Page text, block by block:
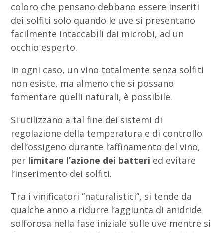
coloro che pensano debbano essere inseriti
dei solfiti solo quando le uve si presentano
facilmente intaccabili dai microbi, ad un
occhio esperto.
In ogni caso, un vino totalmente senza solfiti
non esiste, ma almeno che si possano
fomentare quelli naturali, è possibile.
Si utilizzano a tal fine dei sistemi di
regolazione della temperatura e di controllo
dell’ossigeno durante l’affinamento del vino,
per limitare l’azione dei batteri ed evitare
l’inserimento dei solfiti.
Tra i vinificatori “naturalistici”, si tende da
qualche anno a ridurre l’aggiunta di anidride
solforosa nella fase iniziale sulle uve mentre si